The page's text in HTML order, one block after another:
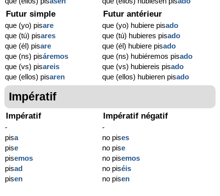
Futur simple
que (yo) pisare
que (tú) pisares
que (él) pisare
que (ns) pisáremos
que (vs) pisareis
que (ellos) pisaren
Futur antérieur
que (yo) hubiere pisado
que (tú) hubieres pisado
que (él) hubiere pisado
que (ns) hubiéremos pisado
que (vs) hubiereis pisado
que (ellos) hubieren pisado
Impératif
Impératif
-
pisa
pise
pisemos
pisad
pisen
Impératif négatif
-
no pises
no pise
no pisemos
no piséis
no pisen